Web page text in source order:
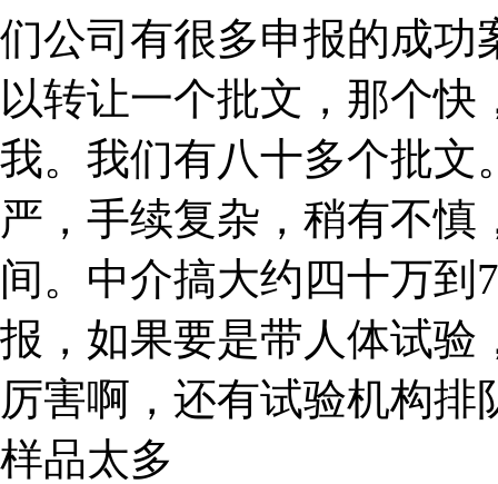
们公司有很多申报的成功
以转让一个批文，那个
我。我们有八十多个批文
严，手续复杂，稍有不
间。中介搞大约四十万到
报，如果要是带人体试验
厉害啊，还有试验机构
样品太多